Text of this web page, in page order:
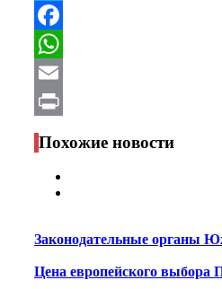
Telegram
Facebook
WhatsApp
Email
Print
Похожие новости
Законодательные органы
Цена европейского выбора